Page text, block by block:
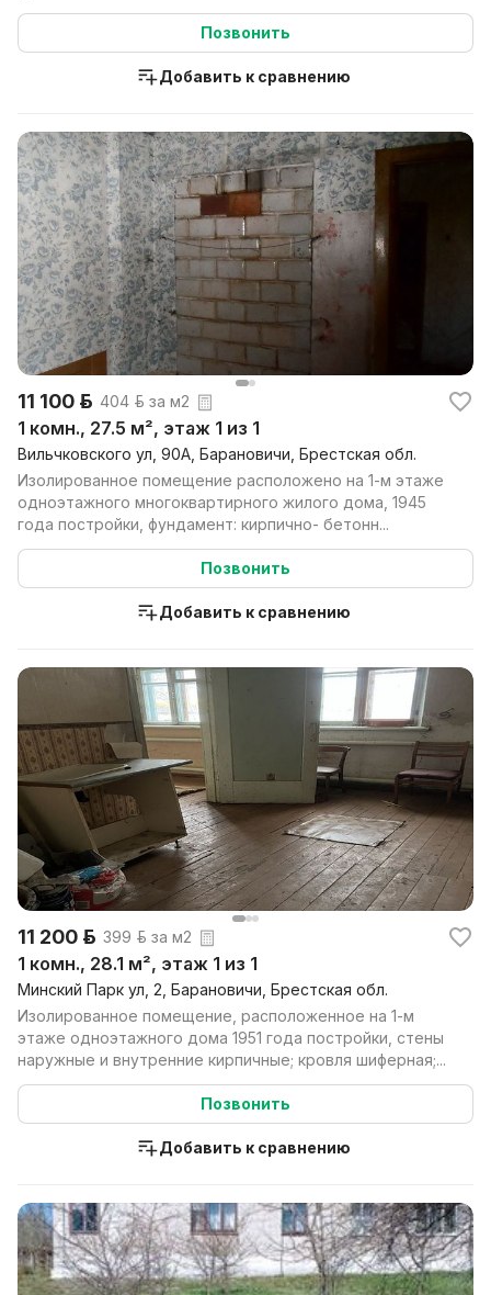
Позвонить
Добавить к сравнению
11 100 р. 404 р. за м2
1 комн., 27.5 м², этаж 1 из 1
Вильчковского ул, 90А, Барановичи, Брестская обл.
Изолированное помещение расположено на 1-м этаже
одноэтажного многоквартирного жилого дома, 1945
года постройки, фундамент: кирпично- бетонн...
Позвонить
Добавить к сравнению
11 200 р. 399 р. за м2
1 комн., 28.1 м², этаж 1 из 1
Минский Парк ул, 2, Барановичи, Брестская обл.
Изолированное помещение, расположенное на 1-м
этаже одноэтажного дома 1951 года постройки, стены
наружные и внутренние кирпичные; кровля шиферная;...
Позвонить
Добавить к сравнению